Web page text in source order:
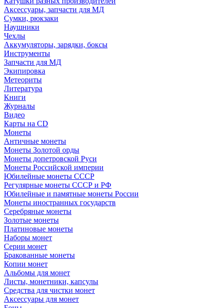
Аксессуары, запчасти для МД
Сумки, рюкзаки
Наушники
Чехлы
Аккумуляторы, зарядки, боксы
Инструменты
Запчасти для МД
Экипировка
Метеориты
Литература
Книги
Журналы
Видео
Карты на CD
Монеты
Античные монеты
Монеты Золотой орды
Монеты допетровской Руси
Монеты Российской империи
Юбилейные монеты СССР
Регулярные монеты СССР и РФ
Юбилейные и памятные монеты России
Монеты иностранных государств
Серебряные монеты
Золотые монеты
Платиновые монеты
Наборы монет
Серии монет
Бракованные монеты
Копии монет
Альбомы для монет
Листы, монетники, капсулы
Средства для чистки монет
Аксессуары для монет